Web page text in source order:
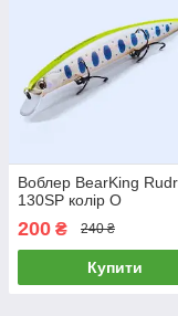
Воблер BearKing
130SP колір O
200 ₴ 240 ₴
Купити